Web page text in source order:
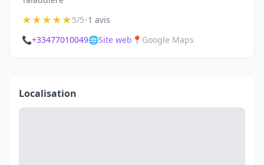
★★★★★5/5•1 avis
📞+33477010049🌐Site web 📍 Google Maps
Localisation